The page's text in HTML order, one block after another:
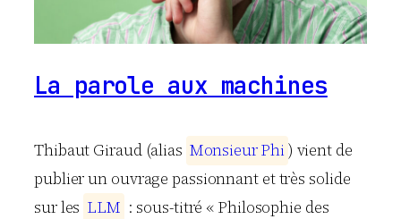
La parole aux machines
Thibaut Giraud (alias MonsieurPhi) vient de
publier un ouvrage passionnant et très solide
sur les LLM : sous-titré « Philosophie des